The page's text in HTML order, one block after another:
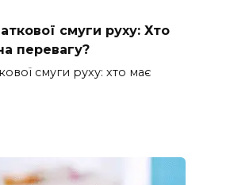
смуги руху: Хто
перевагу?
смуги руху: хто має